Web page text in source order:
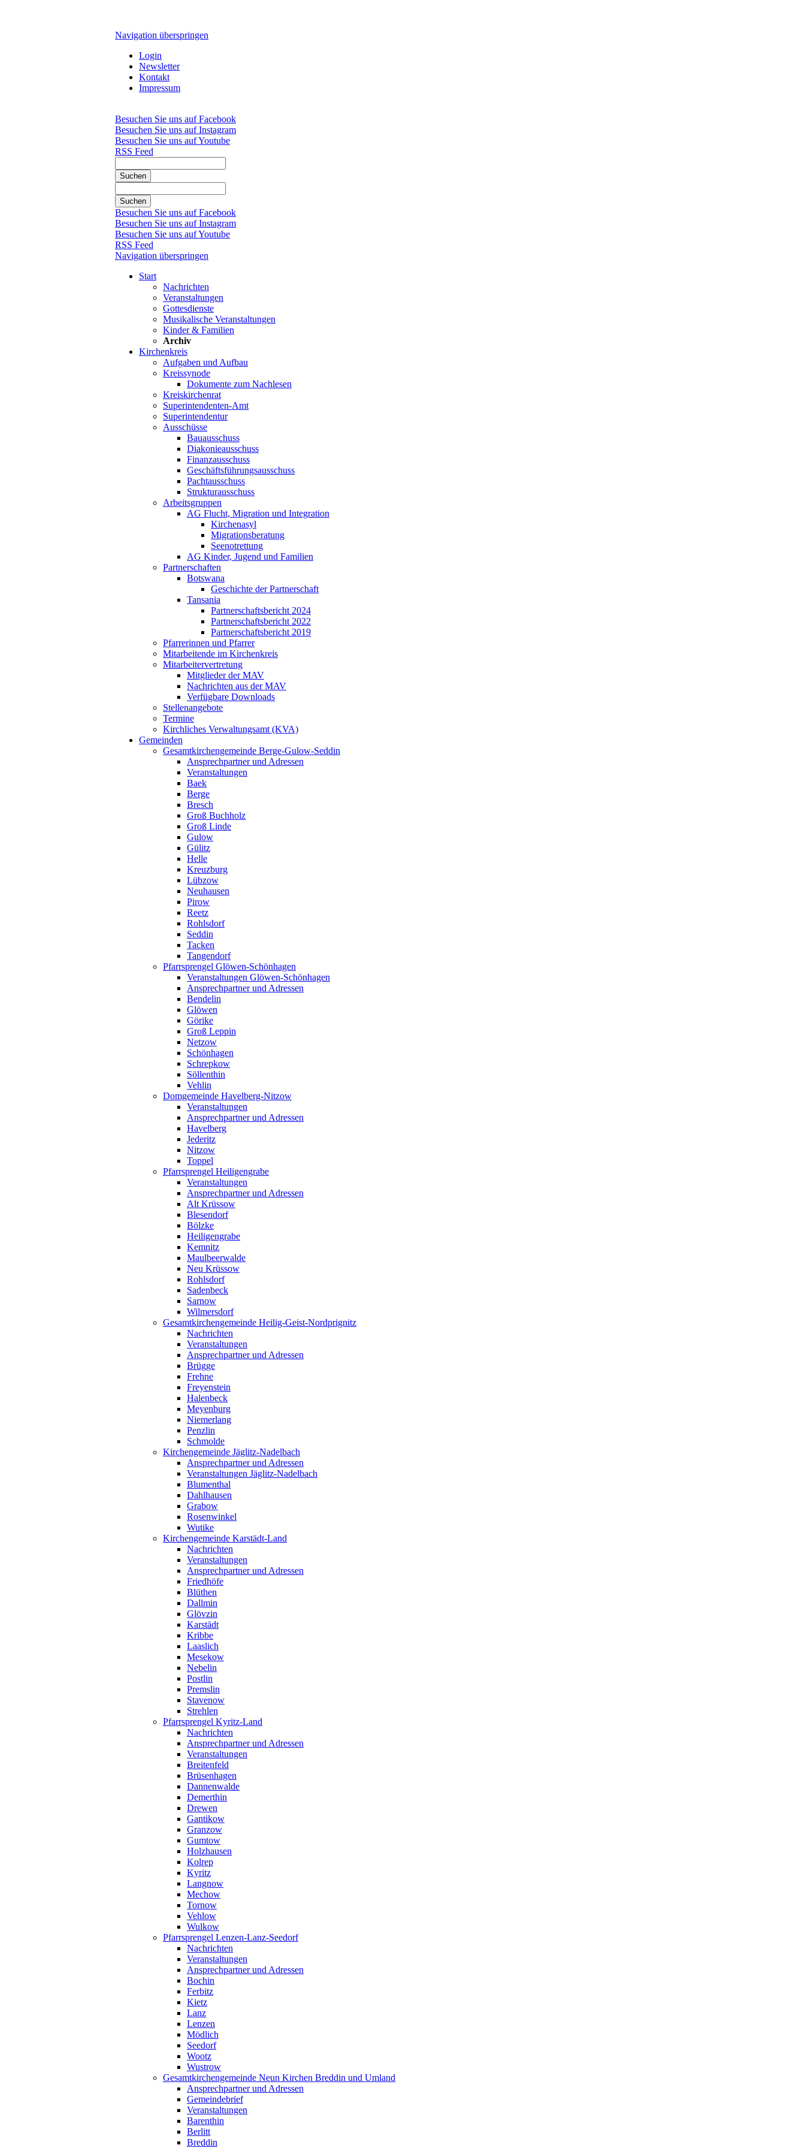
Navigation überspringen
Login
Newsletter
Kontakt
Impressum
Besuchen Sie uns auf Facebook
Besuchen Sie uns auf Instagram
Besuchen Sie uns auf Youtube
RSS Feed
Suchen
Suchen
Besuchen Sie uns auf Facebook
Besuchen Sie uns auf Instagram
Besuchen Sie uns auf Youtube
RSS Feed
Navigation überspringen
Start
Nachrichten
Veranstaltungen
Gottesdienste
Musikalische Veranstaltungen
Kinder & Familien
Archiv
Kirchenkreis
Aufgaben und Aufbau
Kreissynode
Dokumente zum Nachlesen
Kreiskirchenrat
Superintendenten-Amt
Superintendentur
Ausschüsse
Bauausschuss
Diakonieausschuss
Finanzausschuss
Geschäftsführungsausschuss
Pachtausschuss
Strukturausschuss
Arbeitsgruppen
AG Flucht, Migration und Integration
Kirchenasyl
Migrationsberatung
Seenotrettung
AG Kinder, Jugend und Familien
Partnerschaften
Botswana
Geschichte der Partnerschaft
Tansania
Partnerschaftsbericht 2024
Partnerschaftsbericht 2022
Partnerschaftsbericht 2019
Pfarrerinnen und Pfarrer
Mitarbeitende im Kirchenkreis
Mitarbeitervertretung
Mitglieder der MAV
Nachrichten aus der MAV
Verfügbare Downloads
Stellenangebote
Termine
Kirchliches Verwaltungsamt (KVA)
Gemeinden
Gesamtkirchengemeinde Berge-Gulow-Seddin
Ansprechpartner und Adressen
Veranstaltungen
Baek
Berge
Bresch
Groß Buchholz
Groß Linde
Gulow
Gülitz
Helle
Kreuzburg
Lübzow
Neuhausen
Pirow
Reetz
Rohlsdorf
Seddin
Tacken
Tangendorf
Pfarrsprengel Glöwen-Schönhagen
Veranstaltungen Glöwen-Schönhagen
Ansprechpartner und Adressen
Bendelin
Glöwen
Görike
Groß Leppin
Netzow
Schönhagen
Schrepkow
Söllenthin
Vehlin
Domgemeinde Havelberg-Nitzow
Veranstaltungen
Ansprechpartner und Adressen
Havelberg
Jederitz
Nitzow
Toppel
Pfarrsprengel Heiligengrabe
Veranstaltungen
Ansprechpartner und Adressen
Alt Krüssow
Blesendorf
Bölzke
Heiligengrabe
Kemnitz
Maulbeerwalde
Neu Krüssow
Rohlsdorf
Sadenbeck
Sarnow
Wilmersdorf
Gesamtkirchengemeinde Heilig-Geist-Nordprignitz
Nachrichten
Veranstaltungen
Ansprechpartner und Adressen
Brügge
Frehne
Freyenstein
Halenbeck
Meyenburg
Niemerlang
Penzlin
Schmolde
Kirchengemeinde Jäglitz-Nadelbach
Ansprechpartner und Adressen
Veranstaltungen Jäglitz-Nadelbach
Blumenthal
Dahlhausen
Grabow
Rosenwinkel
Wutike
Kirchengemeinde Karstädt-Land
Nachrichten
Veranstaltungen
Ansprechpartner und Adressen
Friedhöfe
Blüthen
Dallmin
Glövzin
Karstädt
Kribbe
Laaslich
Mesekow
Nebelin
Postlin
Premslin
Stavenow
Strehlen
Pfarrsprengel Kyritz-Land
Nachrichten
Ansprechpartner und Adressen
Veranstaltungen
Breitenfeld
Brüsenhagen
Dannenwalde
Demerthin
Drewen
Gantikow
Granzow
Gumtow
Holzhausen
Kolrep
Kyritz
Langnow
Mechow
Tornow
Vehlow
Wulkow
Pfarrsprengel Lenzen-Lanz-Seedorf
Nachrichten
Veranstaltungen
Ansprechpartner und Adressen
Bochin
Ferbitz
Kietz
Lanz
Lenzen
Mödlich
Seedorf
Wootz
Wustrow
Gesamtkirchengemeinde Neun Kirchen Breddin und Umland
Ansprechpartner und Adressen
Gemeindebrief
Veranstaltungen
Barenthin
Berlitt
Breddin